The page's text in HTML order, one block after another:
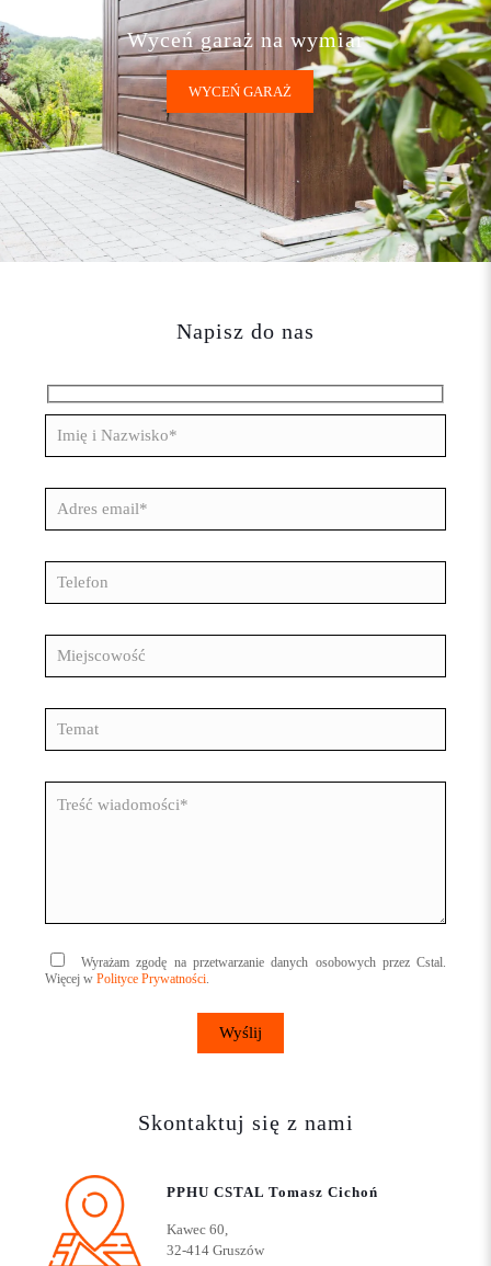
Wyceń garaż na wymiar
WYCEŃ GARAŻ
Napisz do nas
Wyrażam zgodę na przetwarzanie danych osobowych przez Cstal.
Więcej w Polityce Prywatności.
Skontaktuj się z nami
PPHU CSTAL Tomasz Cichoń
Kawec 60,
32-414 Gruszów